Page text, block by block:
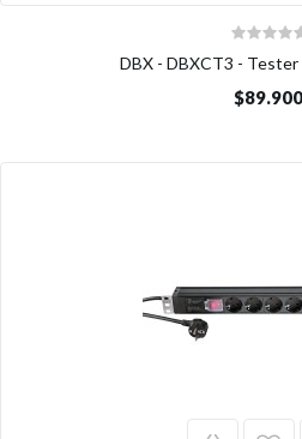
DBX - DBXCT3 -
$89.900